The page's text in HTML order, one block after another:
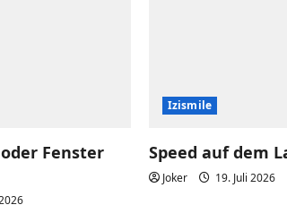
Fenster
Izismile
Speed auf dem
Joker 19. Juli 2026